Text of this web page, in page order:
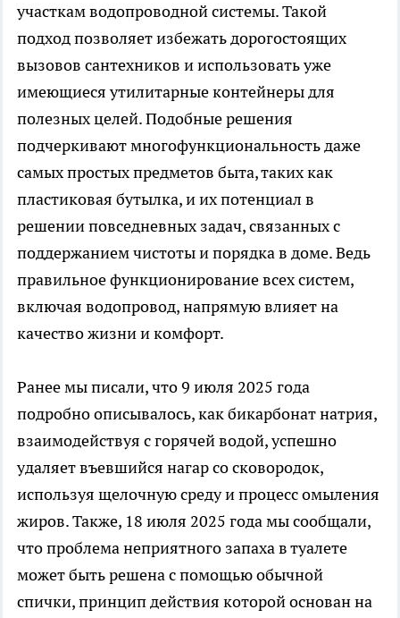
участкам водопроводной системы. Такой
подход позволяет избежать дорогостоящих
вызовов сантехников и использовать уже
имеющиеся утилитарные контейнеры для
полезных целей. Подобные решения
подчеркивают многофункциональность даже
самых простых предметов быта, таких как
пластиковая бутылка, и их потенциал в
решении повседневных задач, связанных с
поддержанием чистоты и порядка в доме. Ведь
правильное функционирование всех систем,
включая водопровод, напрямую влияет на
качество жизни и комфорт.
Ранее мы писали, что 9 июля 2025 года
подробно описывалось, как бикарбонат натрия,
взаимодействуя с горячей водой, успешно
удаляет въевшийся нагар со сковородок,
используя щелочную среду и процесс омыления
жиров. Также, 18 июля 2025 года мы сообщали,
что проблема неприятного запаха в туалете
может быть решена с помощью обычной
спички, принцип действия которой основан на